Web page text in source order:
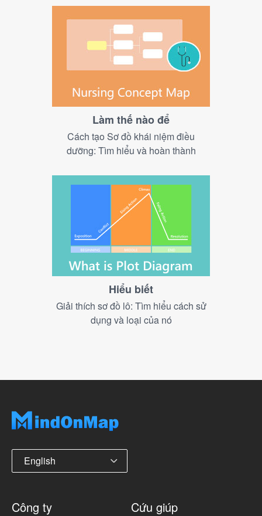
Làm thế nào để
Cách tạo Sơ đồ khái niệm điều
dưỡng: Tìm hiểu và hoàn thành
Hiểu biết
Giải thích sơ đồ lô: Tìm hiểu cách sử
dụng và loại của nó
English
Công ty Cứu giúp